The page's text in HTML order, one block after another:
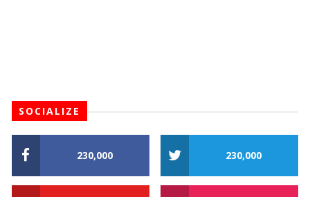
SOCIALIZE
230,000 230,000